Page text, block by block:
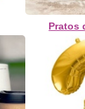
Pratos